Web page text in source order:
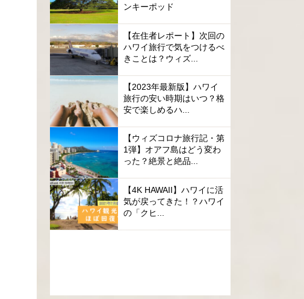
ンキーポッド
【在住者レポート】次回の
ハワイ旅行で気をつけるべ
きことは？ウィズ...
【2023年最新版】ハワイ
旅行の安い時期はいつ？格
安で楽しめるハ...
【ウィズコロナ旅行記・第
1弾】オアフ島はどう変わ
った？絶景と絶品...
【4K HAWAII】ハワイに活
気が戻ってきた！？ハワイ
の「クヒ...